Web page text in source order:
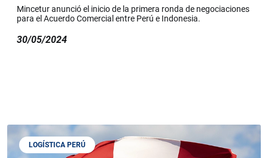
Mincetur anunció el inicio de la primera ronda de negociaciones
para el Acuerdo Comercial entre Perú e Indonesia.
30/05/2024
LOGÍSTICA PERÚ